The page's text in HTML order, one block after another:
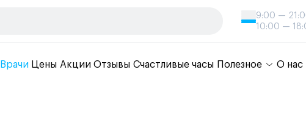
9:00 —
10:00 —
Врачи Цены Акции Отзывы Счастливые часы Полезное О нас